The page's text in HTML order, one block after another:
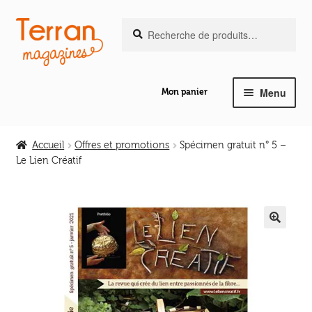
Aller
la
Aller
au
contenu
pour :
Mon panier Menu
le
enfant
Revue à feuilleter
Spécimen gratuit
Abonnement
Accueil Offres et promotions
Spécimen gratuit n° 5 –
Le Lien Créatif